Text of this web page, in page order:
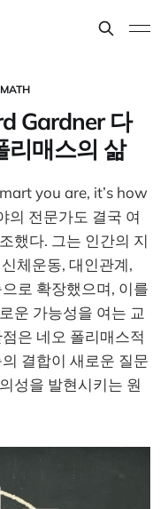
Gardner 다
리매스의 삶
you are, it’s how
의 전문가도 결국 여
했다. 그는 인간의 지
체운동, 대인관계,
로 확장했으며, 이를
운 가능성을 여는 교
은 네오 폴리매스적
결합이 새로운 질문
성을 발현시키는 원